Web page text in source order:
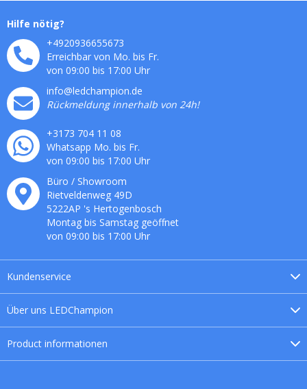
Über uns LEDChampion
Product informationen
Kundenservice
Hilfe nötig?
+4920936655673
Erreichbar von Mo. bis Fr.
von 09:00 bis 17:00 Uhr
info@ledchampion.de
Rückmeldung innerhalb von 24h!
+3173 704 11 08
Whatsapp Mo. bis Fr.
von 09:00 bis 17:00 Uhr
Büro / Showroom
Rietveldenweg 49D
5222AP 's Hertogenbosch
Montag bis Samstag geöffnet
von 09:00 bis 17:00 Uhr